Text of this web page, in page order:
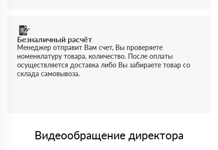
Безналичный расчёт
Менеджер отправит Вам счет, Вы проверяете
номенклатуру товара, количество. После оплаты
осуществляется доставка либо Вы забираете товар со
склада самовывоза.
Видеообращение директора